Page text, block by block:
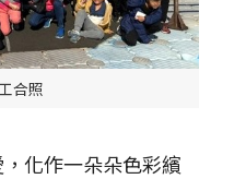
合照
化作一朵朵色彩繽